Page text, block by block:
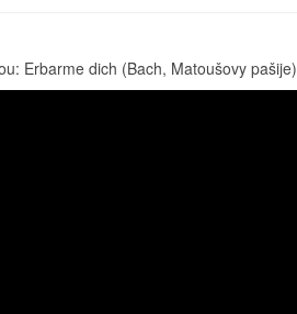
Erbarme dich (Bach, Matoušovy pašije)